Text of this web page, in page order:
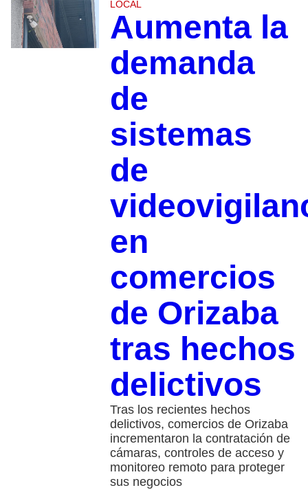
LOCAL
Aumenta la
demanda
de
sistemas
de
en
comercios
de Orizaba
tras hechos
delictivos
Tras los recientes hechos
delictivos, comercios de Orizaba
incrementaron la contratación de
cámaras, controles de acceso y
monitoreo remoto para proteger
sus negocios